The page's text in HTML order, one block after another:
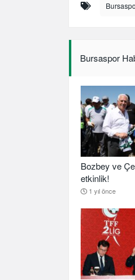
Bursaspor
Bozbey ve
etkinlik!
1 yıl önce